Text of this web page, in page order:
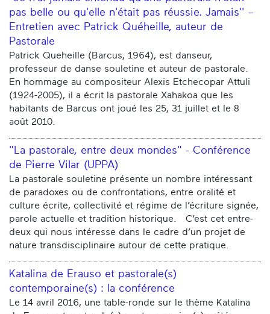
pas belle ou qu'elle n'était pas réussie. Jamais'' –
Entretien avec Patrick Quéheille, auteur de
Pastorale
Patrick Queheille (Barcus, 1964), est danseur,
professeur de danse souletine et auteur de pastorale.
En hommage au compositeur Alexis Etchecopar Attuli
(1924-2005), il a écrit la pastorale Xahakoa que les
habitants de Barcus ont joué les 25, 31 juillet et le 8
août 2010.
"La pastorale, entre deux mondes" - Conférence
de Pierre Vilar (UPPA)
La pastorale souletine présente un nombre intéressant
de paradoxes ou de confrontations, entre oralité et
culture écrite, collectivité et régime de l’écriture signée,
parole actuelle et tradition historique. C’est cet entre-
deux qui nous intéresse dans le cadre d’un projet de
nature transdisciplinaire autour de cette pratique.
Katalina de Erauso et pastorale(s)
contemporaine(s) : la conférence
Le 14 avril 2016, une table-ronde sur le thème Katalina